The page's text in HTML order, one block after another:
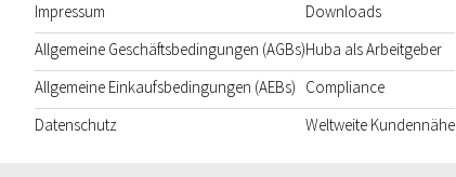
Impressum
Allgemeine Geschäftsbedingungen (AGBs)
Allgemeine Einkaufsbedingungen (AEBs)
Datenschutz
Downloads
Huba als Arbeitgeber
Compliance
Weltweite Kundennähe